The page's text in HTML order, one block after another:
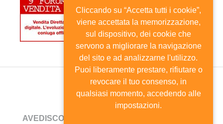
AVEDISCO
Cliccando su “Accetta tutti i cookie”,
viene accettata la memorizzazione,
sul dispositivo, dei cookie che
servono a migliorare la navigazione
del sito e ad analizzarne l'utilizzo.
Puoi liberamente prestare, rifiutare o
revocare il tuo consenso, in
qualsiasi momento, accedendo alle
impostazioni.